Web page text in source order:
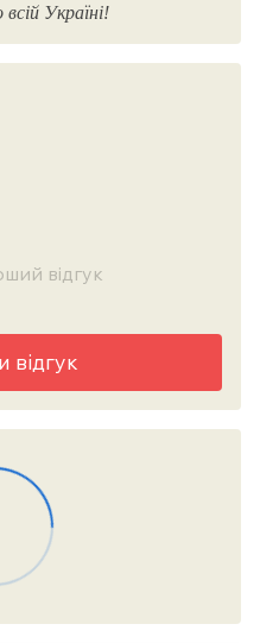
Україні!
відгук
відгук